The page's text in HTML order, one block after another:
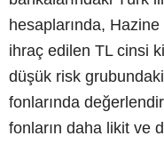
hesaplarında, Hazine
ihraç edilen TL cinsi
düşük risk grubundaki
fonlarında
fonların daha likit ve